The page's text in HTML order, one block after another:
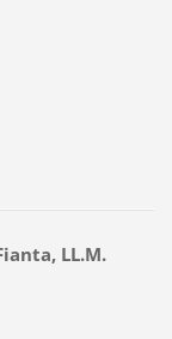
LL.M.